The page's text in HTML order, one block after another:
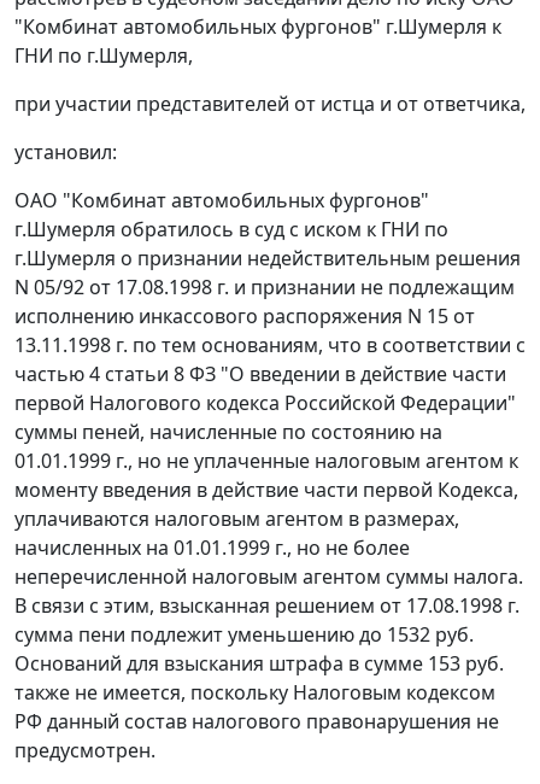
"Комбинат автомобильных фургонов" г.Шумерля к
ГНИ по г.Шумерля,
при участии представителей от истца и от ответчика,
установил:
ОАО "Комбинат автомобильных фургонов"
г.Шумерля обратилось в суд с иском к ГНИ по
г.Шумерля о признании недействительным решения
N 05/92 от 17.08.1998 г. и признании не подлежащим
исполнению инкассового распоряжения N 15 от
13.11.1998 г. по тем основаниям, что в соответствии с
частью 4 статьи 8ФЗ "О введении в действие части
первой Налогового кодекса Российской Федерации"
суммы пеней, начисленные по состоянию на
01.01.1999 г., но не уплаченные налоговым агентом к
моменту введения в действие части первой Кодекса,
уплачиваются налоговым агентом в размерах,
начисленных на 01.01.1999 г., но не более
неперечисленной налоговым агентом суммы налога.
В связи с этим, взысканная решением от 17.08.1998 г.
сумма пени подлежит уменьшению до 1532 руб.
Оснований для взыскания штрафа в сумме 153 руб.
также не имеется, поскольку Налоговым кодексом
РФ данный состав налогового правонарушения не
предусмотрен.